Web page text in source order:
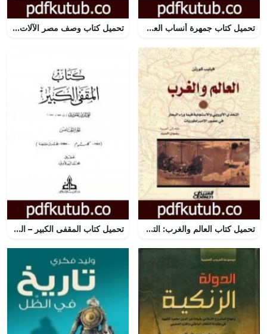
تحميل كتاب جمهرة أنساب العرب PDF تأليف ابن حزم الأندلسي مجانا [كامل] تحميل كتاب وصف مصر الآلات الموسيقية المستخدمة عند المصريين المحدثين PDF تأليف علماء الحملة الفرنسية على مصر مجانا [كامل]
تحميل كتاب العالم والغرب: التحدي الأوروبي والاستجابة فيما وراء البحار في عصر الإمبراطوريات PDF تأليف فيليب كورتن مجانا [كامل] تحميل كتاب المقفى الكبير – الجزء الخامس PDF تأليف تقي الدين المقريزي مجانا [كامل]